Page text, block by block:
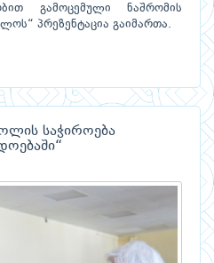
გამოცემული ნაშრომის
პრეზენტაცია გაიმართა.
საჭიროება